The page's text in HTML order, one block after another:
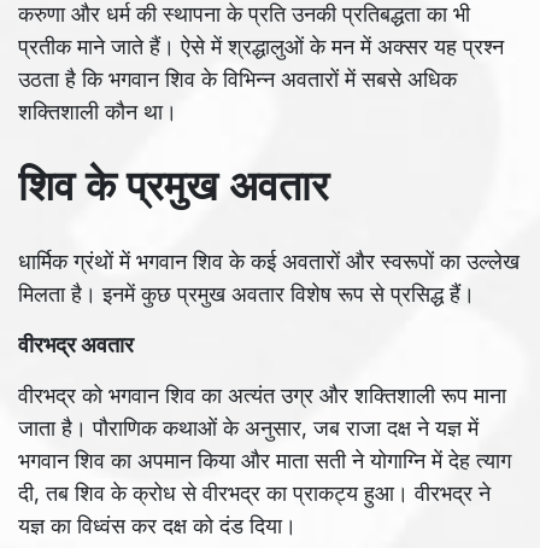
करुणा और धर्म की स्थापना के प्रति उनकी प्रतिबद्धता का भी
प्रतीक माने जाते हैं। ऐसे में श्रद्धालुओं के मन में अक्सर यह प्रश्न
उठता है कि भगवान शिव के विभिन्न अवतारों में सबसे अधिक
शक्तिशाली कौन था।
शिव के प्रमुख अवतार
धार्मिक ग्रंथों में भगवान शिव के कई अवतारों और स्वरूपों का उल्लेख
मिलता है। इनमें कुछ प्रमुख अवतार विशेष रूप से प्रसिद्ध हैं।
वीरभद्र अवतार
वीरभद्र को भगवान शिव का अत्यंत उग्र और शक्तिशाली रूप माना
जाता है। पौराणिक कथाओं के अनुसार, जब राजा दक्ष ने यज्ञ में
भगवान शिव का अपमान किया और माता सती ने योगाग्नि में देह त्याग
दी, तब शिव के क्रोध से वीरभद्र का प्राकट्य हुआ। वीरभद्र ने
यज्ञ का विध्वंस कर दक्ष को दंड दिया।